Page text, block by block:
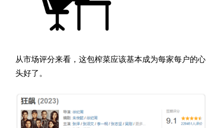
从市场评分来看，这包榨菜应该基本成为每家每户的心
头好了。